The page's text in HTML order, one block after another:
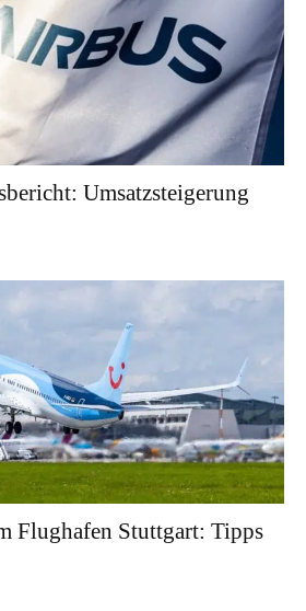
Umsatzsteigerung
Flughafen Stuttgart: Tipps